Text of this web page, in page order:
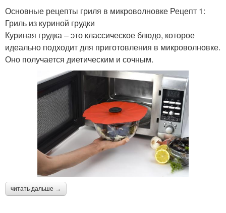
Основные рецепты гриля в микроволновке Рецепт 1:
Гриль из куриной грудки
Куриная грудка – это классическое блюдо, которое
идеально подходит для приготовления в микроволновке.
Оно получается диетическим и сочным.
читать дальше →